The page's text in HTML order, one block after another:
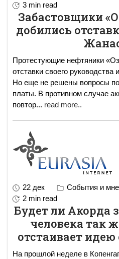
3 min read
Забастовщики
добились
Протестующие нефтяники
отставки своего
Но еще не решены вопросы
платы. В противном случае
повтор... read more..
22 дек События и
2 min read
Будет ли Акорда
человека так
отстаивает
На прошлой неделе в